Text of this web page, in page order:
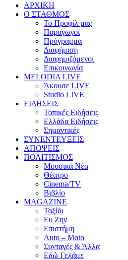
ΑΡΧΙΚΗ
Ο ΣΤΑΘΜΟΣ
Το Προφίλ μας
Παραγωγοί
Πρόγραμμα
Διαφήμιση
Διαφημιζόμενοι
Επικοινωνία
MELODIA LIVE
Άκουσε LIVE
Studio LIVE
ΕΙΔΗΣΕΙΣ
Τοπικές Ειδήσεις
Ελλάδα Ειδήσεις
Σημαντικές
ΣΥΝΕΝΤΕΥΞΕΙΣ
ΑΠΟΨΕΙΣ
ΠΟΛΙΤΙΣΜΟΣ
Μουσικά Νέα
Θέατρο
Cinema/TV
Βιβλίο
MAGAZINE
Ταξίδι
Ευ Ζην
Επιστήμη
Auto – Moto
Συνταγές & Άλλα
Εδώ Γελάμε